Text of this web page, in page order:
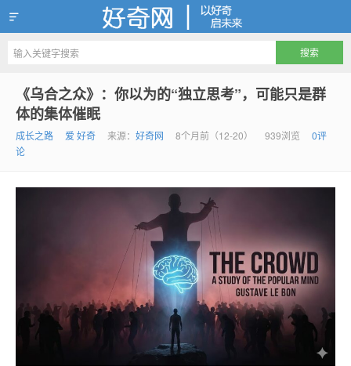
好奇网
《乌合之众》：你以为的“独立思考”，可能只是群
体的集体催眠
成长之路 爱 好奇 来源： 好奇网 8个月前（12-20） 939浏览
0评
论